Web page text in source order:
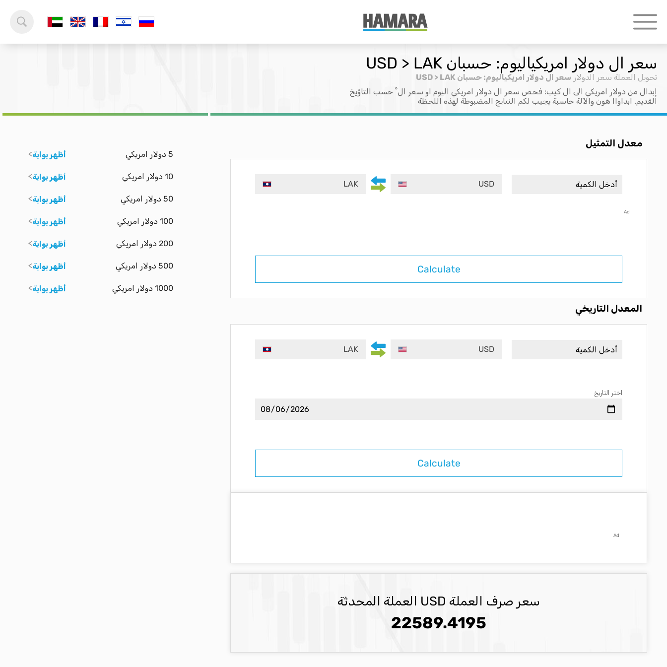
سعر ال دولار امريكياليوم: حسبان USD > LAK
تحويل العملة سعر الدولار سعر ال دولار امريكياليوم: حسبان USD > LAK
إبدال من دولار امريكي الى ال كيب: فحص سعر ال دولار امريكي اليوم او سعر ال ْ حسب التاؤيخ
القديم. ابداواا هون والآلة حاسبة يجيب لكم النتايج المضبوطة لهذه اللحظة
معدل التمثيل
USD
LAK
Ad
Calculate
المعدل التاريخي
USD
LAK
اختر التاريخ
Ad
سعر صرف العملة USD العملة المحدثة
22589.4195
5 دولار امريكي أظهر بوابة
10 دولار امريكي أظهر بوابة
50 دولار امريكي أظهر بوابة
100 دولار امريكي أظهر بوابة
200 دولار امريكي أظهر بوابة
500 دولار امريكي أظهر بوابة
1000 دولار امريكي أظهر بوابة